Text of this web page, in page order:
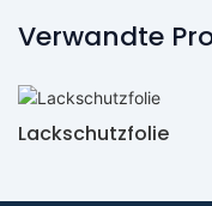
Verwandte
Lackschutzfolie